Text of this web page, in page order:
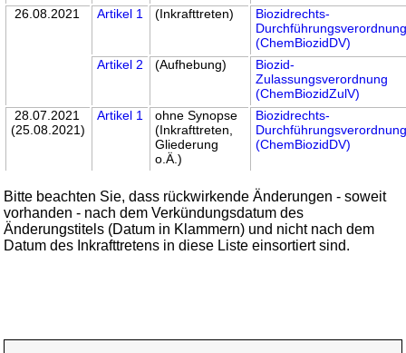
26.08.2021 Artikel 1 (Inkrafttreten)
Biozidrechts-
(ChemBiozidDV)
Artikel 2
(Aufhebung)
Biozid-
Zulassungsverordnung
(ChemBiozidZulV)
28.07.2021
(25.08.2021)
Artikel 1
ohne Synopse
(Inkrafttreten,
Gliederung
o.Ä.)
Biozidrechts-
(ChemBiozidDV)
Bitte beachten Sie, dass rückwirkende Änderungen - soweit
vorhanden - nach dem Verkündungsdatum des
Änderungstitels (Datum in Klammern) und nicht nach dem
Datum des Inkrafttretens in diese Liste einsortiert sind.